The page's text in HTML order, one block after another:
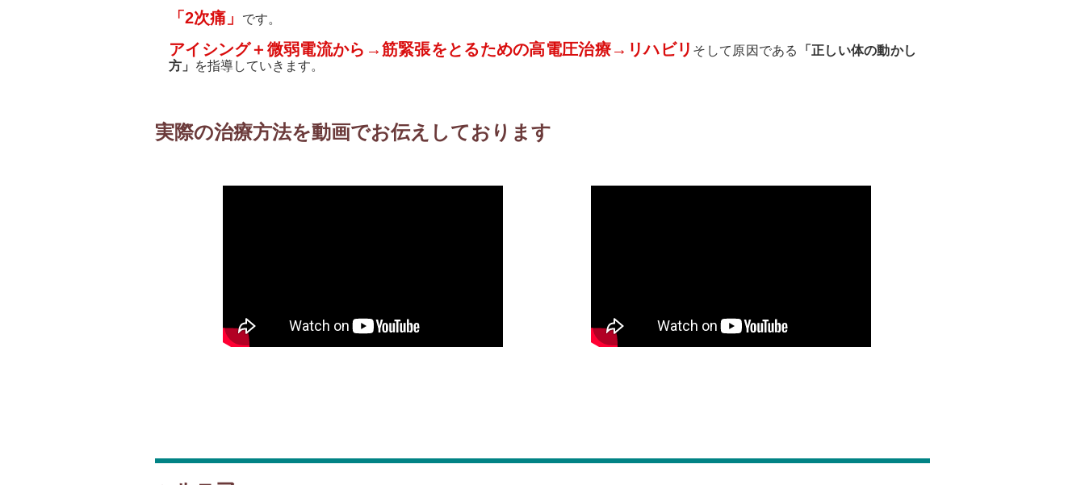
「2次痛」 です。
アイシング＋微弱電流から→筋緊張をとるための高電圧治療→リハビリ そして原因である
「正しい体の動かし
方」
を指導していきます。
実際の治療方法を動画でお伝えしております